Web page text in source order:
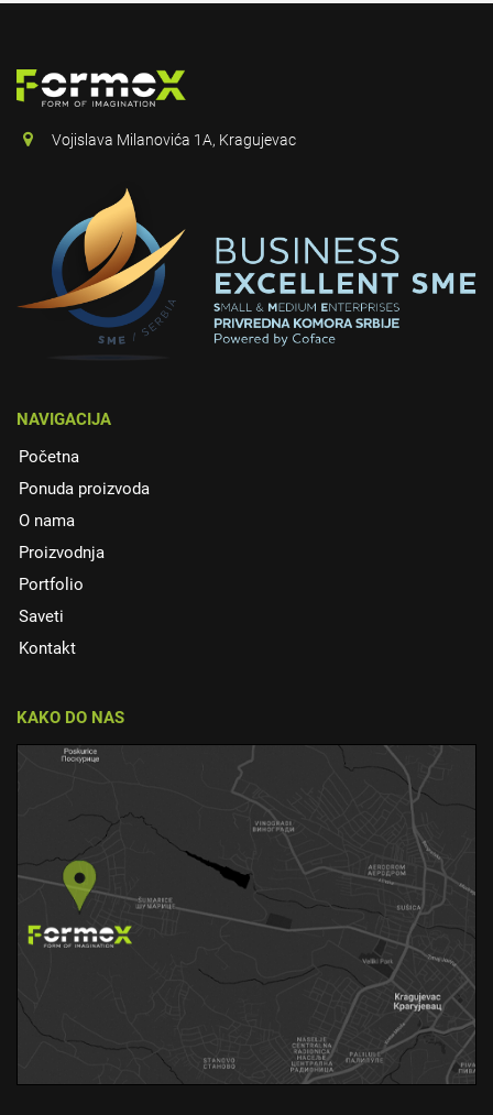
Vojislava Milanovića 1A, Kragujevac
NAVIGACIJA
Početna
Ponuda proizvoda
O nama
Proizvodnja
Portfolio
Saveti
Kontakt
KAKO DO NAS